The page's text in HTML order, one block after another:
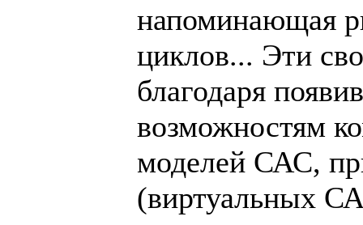
напоминающая
циклов... Эти
благодаря
возможностям
моделей САС,
(виртуальных